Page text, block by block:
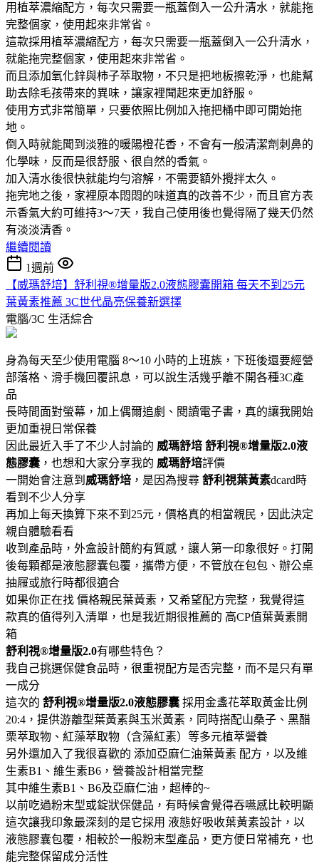
用植萃濃縮配方，每次只需要一瓶蓋倒入一公升清水，就能拖
完整個家，使用起來非常省。
這款採用植萃濃縮配方，每次只需要一瓶蓋倒入一公升清水，
就能拖完整個家，使用起來非常省。
而且添加氧化鋅與柿子萃取物，不只是把地板擦乾淨，也能幫
助去除毛孩帶來的異味，讓家裡聞起來更加舒服。
使用方式非常簡單，只要依照比例加入拖把桶中即可開始拖
地。
倒入時就能聞到淡雅的暖陽橙花香，不會有一般清潔劑刺鼻的
化學味，反而是很舒服、很自然的香氣。
加入清水後很快就能均勻溶解，不需要額外攪拌太久。
拖完地之後，家裡原本悶悶的味道真的改善不少，而且官方表
示香氣大約可維持3～7天，我自己使用後也覺得隔了幾天仍然
有淡淡清香。
繼續閱讀
1週前
【威瑪舒培】舒利視®增量版2.0液態膠囊開箱 每天不到25元
葉黃素推薦 3C世代晶亮保養新選擇
電腦/3C 生活綜合
身為每天至少使用電腦 8～10 小時的上班族，下班後還要經營
部落格、滑手機回覆訊息，可以說生活幾乎離不開各種3C產
品
長時間面對螢幕，加上偶爾追劇、閱讀電子書，真的讓我開始
更加重視日常保養
因此最近入手了不少人討論的 威瑪舒培 舒利視®增量版2.0液
態膠囊 ，也想和大家分享我的 威瑪舒培評價
一開始會注意到 威瑪舒培 ，是因為搜尋 舒利視葉黃素dcard時
看到不少人分享
再加上每天換算下來不到25元，價格真的相當親民，因此決定
親自體驗看看
收到產品時，外盒設計簡約有質感，讓人第一印象很好。打開
後每顆都是液態膠囊包覆，攜帶方便，不管放在包包、辦公桌
抽屜或旅行時都很適合
如果你正在找 價格親民葉黃素，又希望配方完整，我覺得這
款真的值得列入清單，也是我近期很推薦的 高CP值葉黃素開
箱
舒利視®增量版2.0有哪些特色？
我自己挑選保健食品時，很重視配方是否完整，而不是只有單
一成分
這次的 舒利視®增量版2.0液態膠囊 採用金盞花萃取黃金比例
20:4，提供游離型葉黃素與玉米黃素，同時搭配山桑子、黑醋
栗萃取物、紅藻萃取物（含藻紅素）等多元植萃營養
另外還加入了我很喜歡的 添加亞麻仁油葉黃素 配方，以及維
生素B1、維生素B6，營養設計相當完整
其中維生素B1、B6及亞麻仁油，超棒的~
以前吃過粉末型或錠狀保健品，有時候會覺得吞嚥感比較明顯
這次讓我印象最深刻的是它採用 液態好吸收葉黃素設計，以
液態膠囊包覆，相較於一般粉末型產品，更方便日常補充，也
能完整保留成分活性